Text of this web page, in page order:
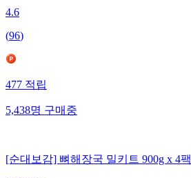
4.6
(96)
477 적립
5,438명 구매중
[순대보감] 뼈해장국 밀키트 900g x 4팩